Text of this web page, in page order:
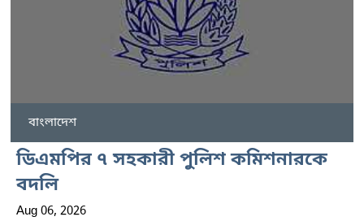
বাংলাদেশ
ডিএমপির ৭ সহকারী পুলিশ কমিশনারকে
বদলি
Aug 06, 2026